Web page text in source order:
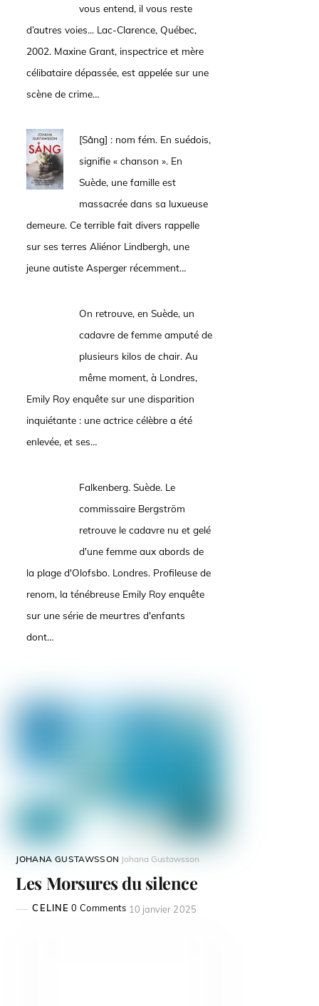
vous entend, il vous reste
d’autres voies... Lac-Clarence, Québec,
2002. Maxine Grant, inspectrice et mère
célibataire dépassée, est appelée sur une
scène de crime…
[Sång] : nom fém. En suédois,
signifie « chanson ». En
Suède, une famille est
massacrée dans sa luxueuse
demeure. Ce terrible fait divers rappelle
sur ses terres Aliénor Lindbergh, une
jeune autiste Asperger récemment…
On retrouve, en Suède, un
cadavre de femme amputé de
plusieurs kilos de chair. Au
même moment, à Londres,
Emily Roy enquête sur une disparition
inquiétante : une actrice célèbre a été
enlevée, et ses…
Falkenberg. Suède. Le
commissaire Bergström
retrouve le cadavre nu et gelé
d'une femme aux abords de
la plage d'Olofsbo. Londres. Profileuse de
renom, la ténébreuse Emily Roy enquête
sur une série de meurtres d'enfants
dont…
JOHANA GUSTAWSSON Johana Gustawsson
Les Morsures du silence
CELINE 0 Comments 10 janvier 2025